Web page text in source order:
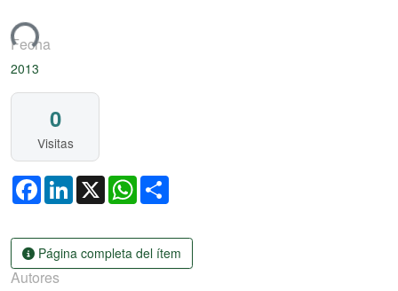
Fecha
2013
0
Visitas
FacebookLinkedIn
X WhatsApp
Página completa del ítem
Autores